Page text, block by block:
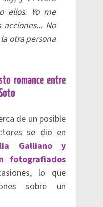
ellos. Yo me
No
otra persona
romance entre
de un posible
se dio en
Galliano y
fotografiados
lo que
sobre un